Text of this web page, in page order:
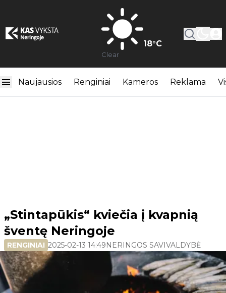
18°C
Clear
Naujausios Renginiai Kameros Reklama
„Stintapūkis“ kviečia į kvapnią
šventę Neringoje
RENGINIAI 2025-02-13 14:49NERINGOS SAVIVALDYBĖ